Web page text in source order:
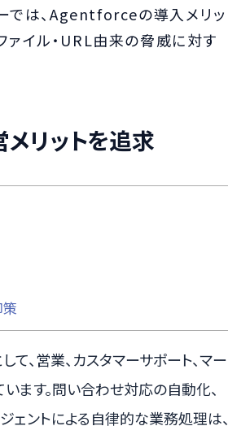
では、Agentforceの導入メリッ
ァイル・URL由来の脅威に対す
リットを追求
、営業、カスタマーサポート、マー
ます。問い合わせ対応の自動化、
ェントによる自律的な業務処理は、